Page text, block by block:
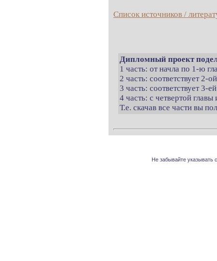
Список источников /
Дипломный проект
1 часть: от начла по 1-ю
2 часть: соответствует 2-
3 часть: соответствует 3-
4 часть: с четвертой
Т.е. скачав все части вы
Не забывайте указывать